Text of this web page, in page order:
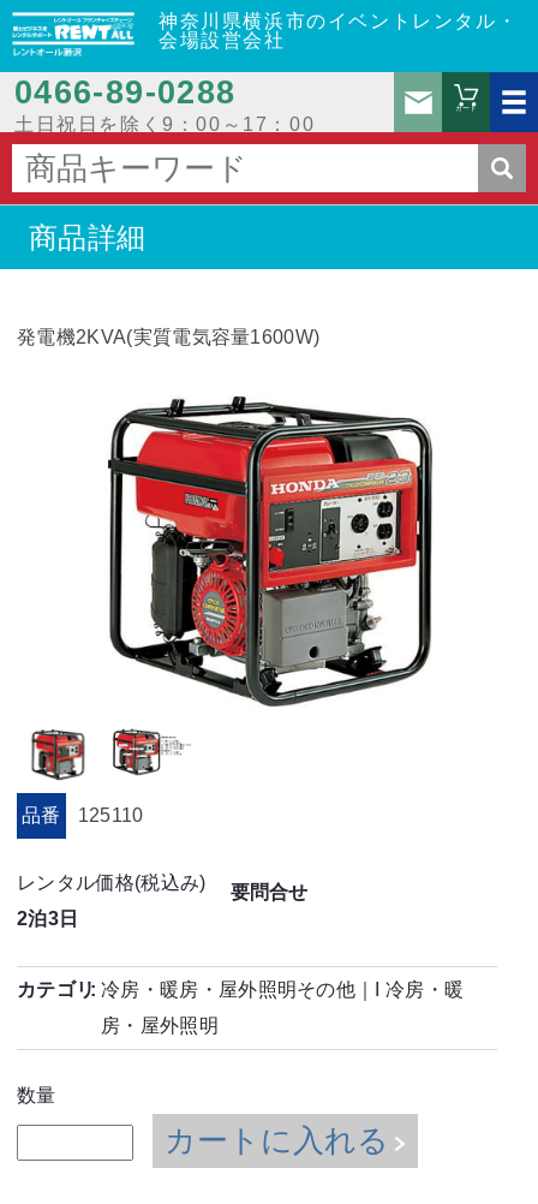
神奈川県横浜市のイベントレンタル・
会場設営会社
0466‐89‐0288
土日祝日を除く9：00～17：00
お問
カート
商品詳細
発電機2KVA(実質電気容量1600W)
品番 125110
レンタル価格(税込み)
2泊3日
要問合せ
カテゴリ 冷房・暖房・屋外照明その他
I 冷房・暖
房・屋外照明
数量
カートに入れる